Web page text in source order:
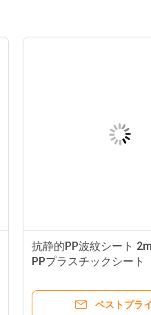
抗静的PP波紋シート
PPプラスチックシート
ベストプラ